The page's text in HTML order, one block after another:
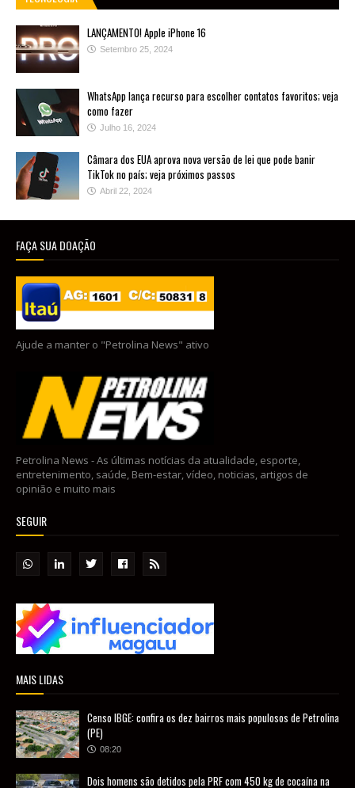
LANÇAMENTO! Apple iPhone 16
Setembro 25, 2024
WhatsApp lança recurso para escolher contatos favoritos; veja
como fazer
Julho 16, 2024
Câmara dos EUA aprova nova versão de lei que pode banir
TikTok no país; veja próximos passos
Abril 22, 2024
FAÇA SUA DOAÇÃO
Ajude a manter o "Petrolina News" ativo
Petrolina News - As últimas notícias da atualidade, esporte,
entretenimento, saúde, Bem-estar, vídeo, noticias, artigos de
opinião e muito mais
SEGUIR
MAIS LIDAS
Censo IBGE: confira os dez bairros mais populosos de Petrolina
(PE)
08:20
Dois homens são detidos pela PRF com 450 kg de cocaína na